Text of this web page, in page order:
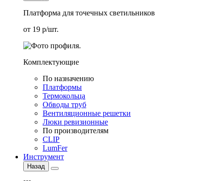
Платформа для точечных светильников
от 19 р/шт.
Комплектующие
По назначению
Платформы
Термокольца
Обводы труб
Вентиляционные решетки
Люки ревизионные
По производителям
CLIP
LumFer
Инструмент
Назад